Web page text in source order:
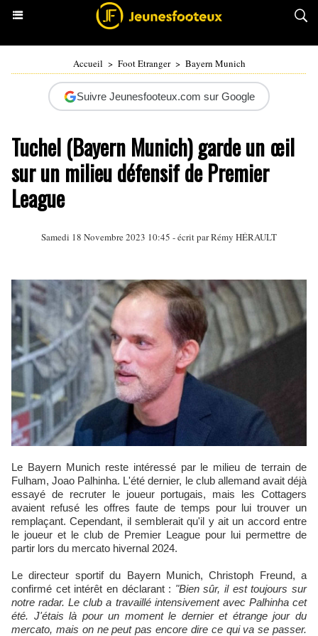
Accueil > Foot Etranger > Bayern Munich
Suivre Jeunesfooteux.com sur Google
Tuchel (Bayern Munich) garde un œil
sur un milieu défensif de Premier
League
Samedi 18 Novembre 2023 10:45 - écrit parRémy HÉRAULT
Le Bayern Munich reste intéressé par le milieu de terrain de
Fulham, Joao Palhinha. L'été dernier, le club allemand avait déjà
essayé de recruter le joueur portugais, mais les Cottagers
avaient refusé les offres faute de temps pour lui trouver un
remplaçant. Cependant, il semblerait qu'il y ait un accord entre
le joueur et le club de Premier League pour lui permettre de
partir lors du mercato hivernal 2024.
Le directeur sportif du Bayern Munich, Christoph Freund, a
confirmé cet intérêt en déclarant : "Bien sûr, il est toujours sur
notre radar. Le club a travaillé intensivement avec Palhinha cet
été. J'étais là pour un moment le dernier et étrange jour du
mercato, mais on ne peut pas encore dire ce qui va se passer.